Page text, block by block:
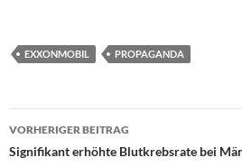
EXXONMOBIL PROPAGANDA
Beitragsnavigation
VORHERIGER BEITRAG
Signifikant erhöhte Blutkrebsrate bei